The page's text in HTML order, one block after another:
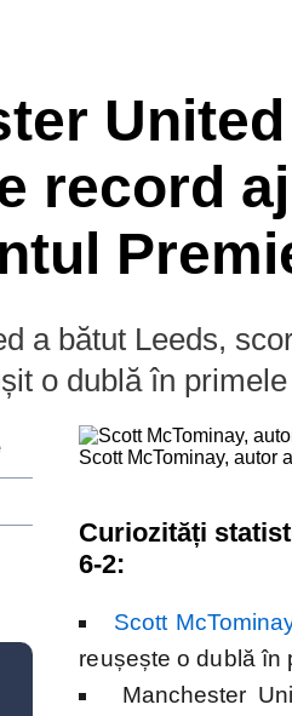
United
Campionate
Premier
League
Pro
League
Cupe
record
a bătut Leeds,
o dublă în
Scott McTominay, autor
Curiozități
6-2:
Scott
reușește o dublă în
Manchester